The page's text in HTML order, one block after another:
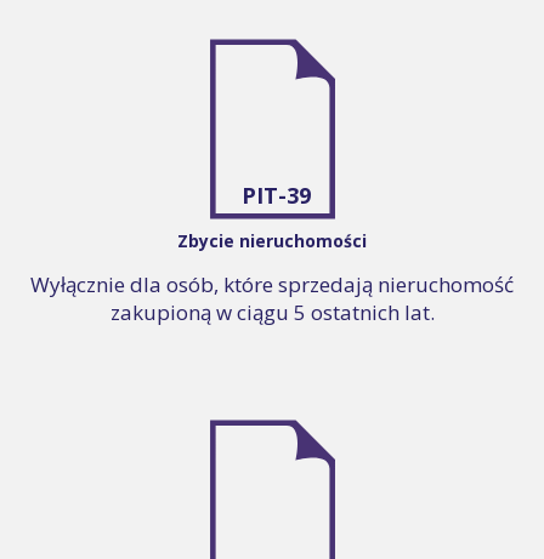
PIT-39
Zbycie nieruchomości
Wyłącznie dla osób, które sprzedają nieruchomość
zakupioną w ciągu 5 ostatnich lat.